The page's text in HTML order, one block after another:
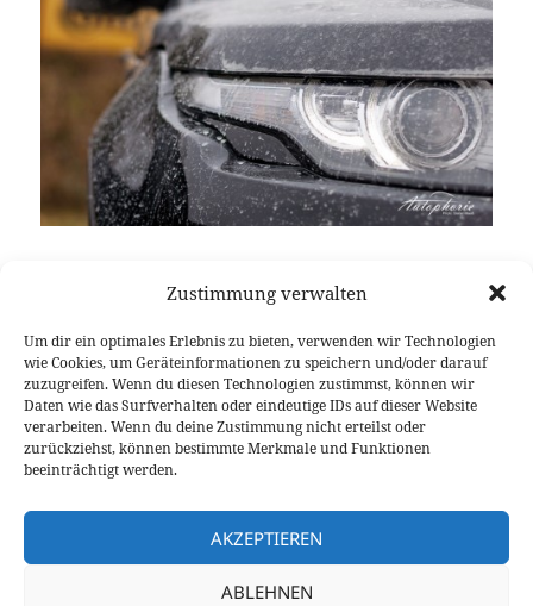
Zustimmung verwalten
Um dir ein optimales Erlebnis zu bieten, verwenden wir Technologien
wie Cookies, um Geräteinformationen zu speichern und/oder darauf
zuzugreifen. Wenn du diesen Technologien zustimmst, können wir
Daten wie das Surfverhalten oder eindeutige IDs auf dieser Website
verarbeiten. Wenn du deine Zustimmung nicht erteilst oder
zurückziehst, können bestimmte Merkmale und Funktionen
beeinträchtigt werden.
AKZEPTIEREN
ABLEHNEN
viele Autos da hinten, „Und jetzt der Fuß von der
und reißt mich zugleich wieder etwas aus dem
Tagtraum. Gesagt getan, der Befehl des Instruktors
umgesetzt und oh oh, der Boden ist weg, es geht
abwärts. 110% Abwärts – Die volle Portion Land
Rover Experience in Wülfrath.